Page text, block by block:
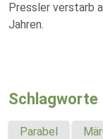
Pressler verstarb
Jahren.
Schlagworte
Parabel